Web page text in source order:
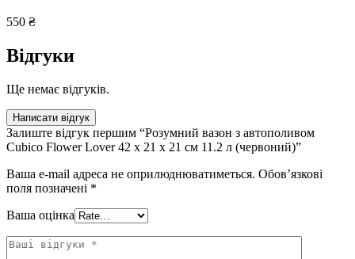
550 ₴
Відгуки
Ще немає відгуків.
Написати відгук
Залиште відгук першим “Розумний вазон з автополивом
Cubico Flower Lover 42 x 21 х 21 см 11.2 л (червоний)”
Ваша e-mail адреса не оприлюднюватиметься. Обов’язкові
поля позначені *
Ваша оцінка